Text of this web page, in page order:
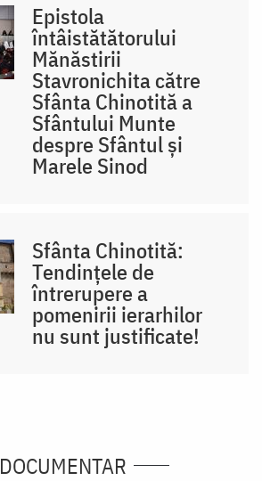
Epistola
întâistătătorului
Mănăstirii
Stavronichita către
Sfânta Chinotită a
Sfântului Munte
despre Sfântul și
Marele Sinod
Sfânta Chinotită:
Tendinţele de
întrerupere a
pomenirii ierarhilor
nu sunt justificate!
DOCUMENTAR